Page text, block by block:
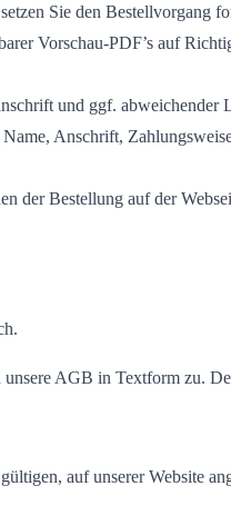
Sie den Bestellvorgang
Vorschau-PDF’s auf
und ggf.
Anschrift,
der Bestellung auf der
AGB in Textform zu.
auf unserer Website